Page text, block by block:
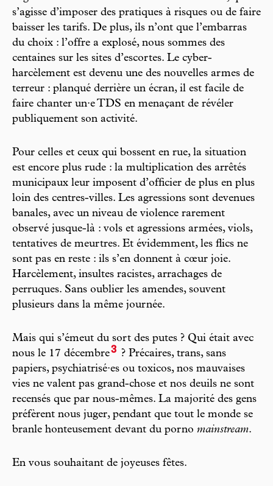
s’agisse d’imposer des pratiques à risques ou de faire
baisser les tarifs. De plus, ils n’ont que l’embarras
du choix : l’offre a explosé, nous sommes des
centaines sur les sites d’escortes. Le cyber-
harcèlement est devenu une des nouvelles armes de
terreur : planqué derrière un écran, il est facile de
faire chanter un·e TDS en menaçant de révéler
publiquement son activité.
Pour celles et ceux qui bossent en rue, la situation
est encore plus rude : la multiplication des arrêtés
municipaux leur imposent d’officier de plus en plus
loin des centres-villes. Les agressions sont devenues
banales, avec un niveau de violence rarement
observé jusque-là : vols et agressions armées, viols,
tentatives de meurtres. Et évidemment, les flics ne
sont pas en reste : ils s’en donnent à cœur joie.
Harcèlement, insultes racistes, arrachages de
perruques. Sans oublier les amendes, souvent
plusieurs dans la même journée.
Mais qui s’émeut du sort des putes ? Qui était avec
nous le 17 décembre3 ? Précaires, trans, sans
papiers, psychiatrisé·es ou toxicos, nos mauvaises
vies ne valent pas grand-chose et nos deuils ne sont
recensés que par nous-mêmes. La majorité des gens
préfèrent nous juger, pendant que tout le monde se
branle honteusement devant du porno mainstream.
En vous souhaitant de joyeuses fêtes.